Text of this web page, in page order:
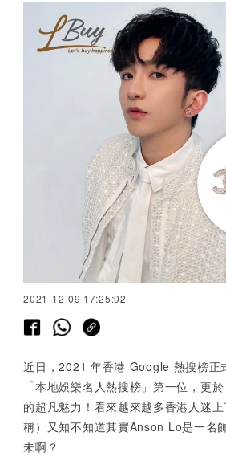
2021-12-09 17:25:02
近日，2021 年香港 Google 熱搜榜
「本地娛樂名人熱搜榜」第一位，更
的超凡魅力！看來越來越多香港人迷
稱）又知不知道其實Anson Lo是一名
未啊？